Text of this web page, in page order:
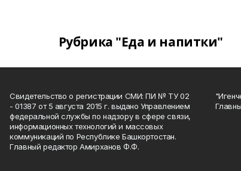
Рубрика "Еда и напитки"
Свидетельство о регистрации СМИ: ПИ № ТУ 02
- 01387 от 5 августа 2015 г. выдано Управлением
федеральной службы по надзору в сфере связи,
информационных технологий и массовых
коммуникаций по Республике Башкортостан.
Главный редактор Амирханов Ф.Ф.